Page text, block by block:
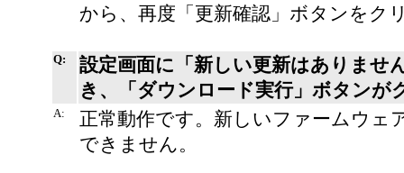
から、再度「更新確認」ボタンをク
Q:
設定画面に「新しい更新はありませ
き、「ダウンロード実行」ボタンが
A:
正常動作です。新しいファームウェ
できません。